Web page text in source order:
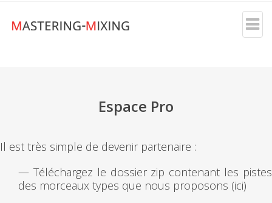
Espace Pro
Il est très simple de devenir partenaire :
— Téléchargez le dossier zip contenant les pistes
des morceaux types que nous proposons (ici)